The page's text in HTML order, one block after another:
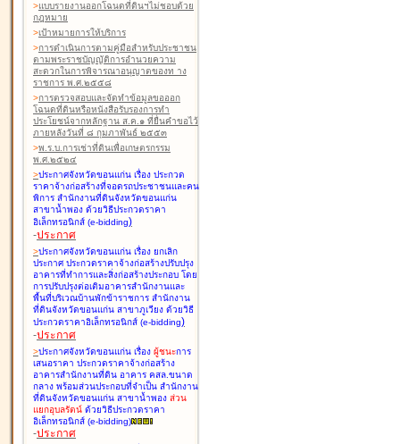
>แบบรายงานออกโฉนดที่ดินฯไม่ชอบด้วย
กฎหมาย
>เป้าหมายการให้บริการ
>การดำเนินการตามคู่มือสำหรับประชาชน
ตามพระราชบัญญัติการอำนวยความ
สะดวกในการพิจารณาอนุญาตของท าง
ราชการ พ.ศ.๒๕๕๘
>การตรวจสอบและจัดทำข้อมูลขอออก
โฉนดที่ดินหรือหนังสือรับรองการทำ
ประโยชน์จากหลักฐาน ส.ค.๑ ที่ยื่นคำขอไว้
ภายหลังวันที่ ๘ กุมภาพันธ์ ๒๕๕๓
>พ.ร.บ.การเช่าที่ดินเพื่อเกษตรกรรม
พ.ศ.๒๕๒๔
>ประกาศจังหวัดขอนแก่น เรื่อง ประกวด
ราคาจ้างก่อสร้างที่จอดรถประชาชนและคน
พิการ สำนักงานที่ดินจังหวัดขอนแก่น
สาขาน้ำพอง ด้วยวิธีประกวดราคา
อิเล็กทรอนิกส์ (e-bidding)
-ประกาศ
>ประกาศจังหวัดขอนแก่น เรื่อง ยกเลิก
ประกาศ ประกวดราคาจ้างก่อสร้างปรับปรุง
อาคารที่ทำการและสิ่งก่อสร้างประกอบ โดย
การปรับปรุงต่อเติมอาคารสำนักงานและ
พื้นที่บริเวณบ้านพักข้าราชการ สำนักงาน
ที่ดินจังหวัดขอนแก่น สาขาภูเวียง ด้วยวิธี
ประกวดราคาอิเล็กทรอนิกส์ (e-bidding)
-ประกาศ
>ประกาศจังหวัดขอนแก่น เรื่อง ผู้ชนะการ
เสนอราคา ประกวดราคาจ้างก่อสร้าง
อาคารสำนักงานที่ดิน อาคาร คสล.ขนาด
กลาง พร้อมส่วนประกอบที่จำเป็น สำนักงาน
ที่ดินจังหวัดขอนแก่น สาขาน้ำพอง ส่วน
แยกอุบลรัตน์ ด้วยวิธีประกวดราคา
อิเล็กทรอนิกส์ (e-bidding)
-ประกาศ